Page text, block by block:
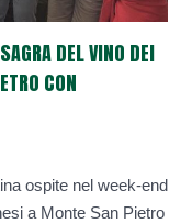
DEL VINO DEI
CON
ospite nel week-end
a Monte San Pietro